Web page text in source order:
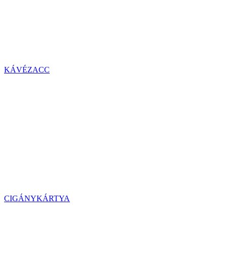
KÁVÉZACC
CIGÁNYKÁRTYA